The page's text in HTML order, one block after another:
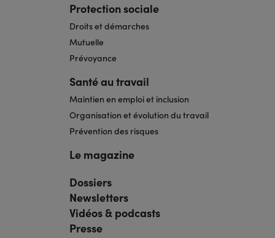
Protection sociale
Droits et démarches
Mutuelle
Prévoyance
Santé au travail
Maintien en emploi et inclusion
Organisation et évolution du travail
Prévention des risques
Le magazine
Navigation
pied
de
page
bis
Dossiers
Newsletters
Vidéos & podcasts
Presse